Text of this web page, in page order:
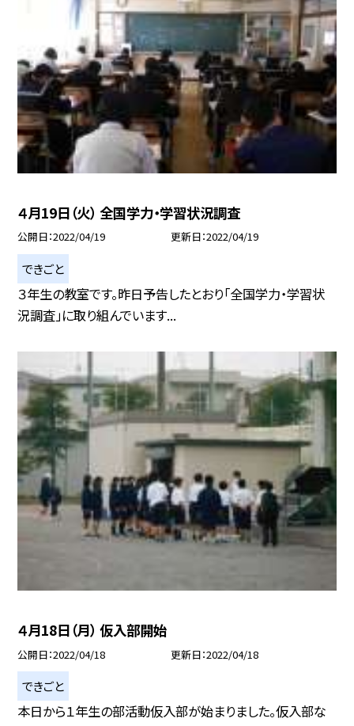
４月19日（火） 全国学力・学習状況調査
公開日 2022/04/19 更新日 2022/04/19
できごと
３年生の教室です。昨日予告したとおり「全国学力・学習状
況調査」に取り組んでいます...
４月18日（月） 仮入部開始
公開日 2022/04/18 更新日 2022/04/18
できごと
本日から１年生の部活動仮入部が始まりました。仮入部な